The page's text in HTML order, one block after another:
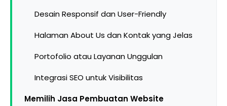
Desain Responsif dan User-Friendly
Halaman About Us dan Kontak yang Jelas
Portofolio atau Layanan Unggulan
Integrasi SEO untuk Visibilitas
Memilih Jasa Pembuatan Website